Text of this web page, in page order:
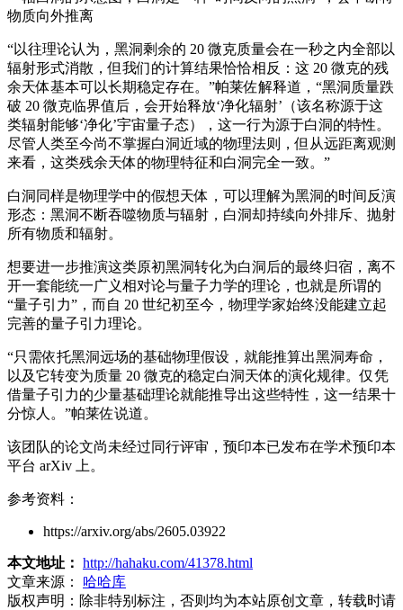
物质向外推离
“以往理论认为，黑洞剩余的 20 微克质量会在一秒之内全部以
辐射形式消散，但我们的计算结果恰恰相反：这 20 微克的残
余天体基本可以长期稳定存在。”帕莱佐解释道，“黑洞质量跌
破 20 微克临界值后，会开始释放‘净化辐射’（该名称源于这
类辐射能够‘净化’宇宙量子态），这一行为源于白洞的特性。
尽管人类至今尚不掌握白洞近域的物理法则，但从远距离观测
来看，这类残余天体的物理特征和白洞完全一致。”
白洞同样是物理学中的假想天体，可以理解为黑洞的时间反演
形态：黑洞不断吞噬物质与辐射，白洞却持续向外排斥、抛射
所有物质和辐射。
想要进一步推演这类原初黑洞转化为白洞后的最终归宿，离不
开一套能统一广义相对论与量子力学的理论，也就是所谓的
“量子引力”，而自 20 世纪初至今，物理学家始终没能建立起
完善的量子引力理论。
“只需依托黑洞远场的基础物理假设，就能推算出黑洞寿命，
以及它转变为质量 20 微克的稳定白洞天体的演化规律。仅凭
借量子引力的少量基础理论就能推导出这些特性，这一结果十
分惊人。”帕莱佐说道。
该团队的论文尚未经过同行评审，预印本已发布在学术预印本
平台 arXiv 上。
参考资料：
https://arxiv.org/abs/2605.03922
本文地址： http://hahaku.com/41378.html
文章来源：
哈哈库
版权声明： 除非特别标注，否则均为本站原创文章，转载时请